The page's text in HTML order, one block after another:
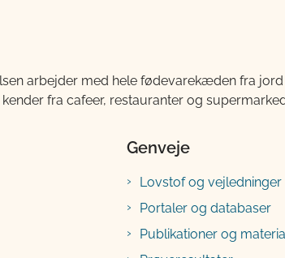
arbejder med hele fødevarekæden fra
fra cafeer, restauranter og
Genveje
Lovstof og vejledninger
Portaler og databaser
Publikationer og